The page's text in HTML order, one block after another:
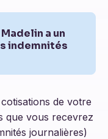
a un
indemnités
de votre
que vous recevrez
journalières)